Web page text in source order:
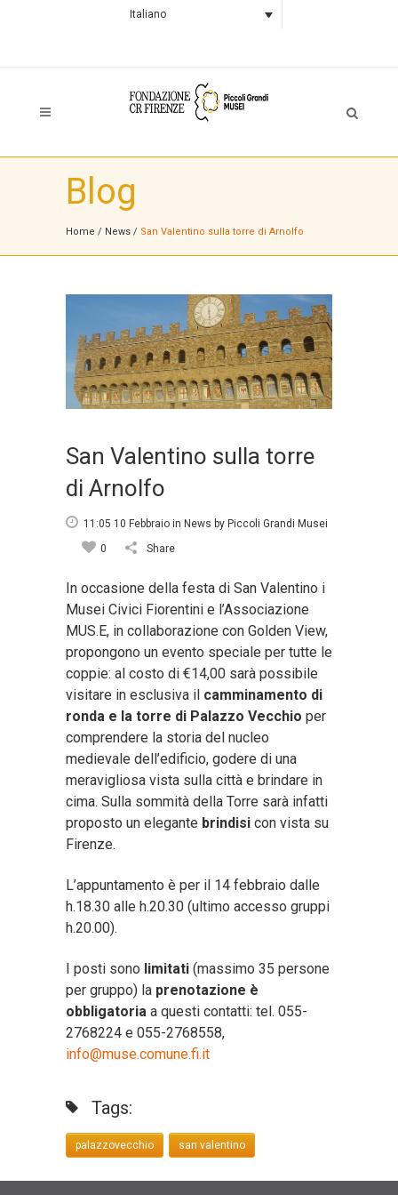
Italiano
Blog
Home / News / San Valentino sulla torre di Arnolfo
San Valentino sulla torre
di Arnolfo
11:05 10 Febbraio in News by Piccoli Grandi Musei
0
Share
In occasione della festa di San Valentino i
Musei Civici Fiorentini e l’Associazione
MUS.E, in collaborazione con Golden View,
propongono un evento speciale per tutte le
coppie: al costo di €14,00 sarà possibile
visitare in esclusiva il camminamento di
ronda e la torre di Palazzo Vecchio per
comprendere la storia del nucleo
medievale dell’edificio, godere di una
meravigliosa vista sulla città e brindare in
cima. Sulla sommità della Torre sarà infatti
proposto un elegante brindisi con vista su
Firenze.
L’appuntamento è per il 14 febbraio dalle
h.18.30 alle h.20.30 (ultimo accesso gruppi
h.20.00).
I posti sono limitati (massimo 35 persone
per gruppo) la prenotazione è
obbligatoria a questi contatti: tel. 055-
2768224 e 055-2768558,
info@muse.comune.fi.it
Tags:
palazzovecchio san valentino